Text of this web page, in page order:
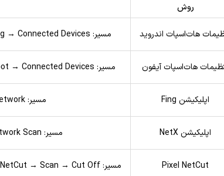
روش
هات‌اسپات اندروید مسیر: Settings → Hotspot & Tethering → Connected Devices • مزیت: دقیق‌ترین روش • مناسب: همه کاربران اندروید
هات‌اسپات آیفون مسیر: Settings → Personal Hotspot → Connected Devices • مزیت: نمایش تعداد و نام دستگاه‌ها • مناسب: کاربران iOS
اپلیکیشن Fing مسیر: Fing → Scan Network • مزیت: شناسایی IP و MAC • مناسب: کاربران معمولی
اپلیکیشن NetX مسیر: NetX → Network Scan • مزیت: نمایش اطلاعات سخت‌افزاری • مناسب: کاربران حرفه‌ای
Pixel NetCut مسیر: NetCut → Scan → Cut Off • مزیت: امکان قطع اتصال دستگاه‌ها • مناسب: کسانی که می‌خواهند دسترسی افراد را قطع کنند